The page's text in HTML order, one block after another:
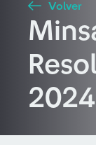
Buscar
Volver
2024